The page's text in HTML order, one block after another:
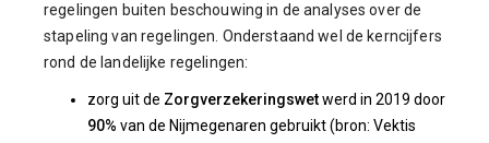
regelingen buiten beschouwing in de analyses over de
stapeling van regelingen. Onderstaand wel de kerncijfers
rond de landelijke regelingen:
zorg uit de Zorgverzekeringswetwerd in 2019 door
90% van de Nijmegenaren gebruikt (bron: Vektis